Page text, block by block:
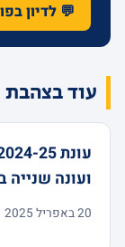
💬 לדיון
עוד בצהבת
ועונה שנייה
20 באפריל 2025